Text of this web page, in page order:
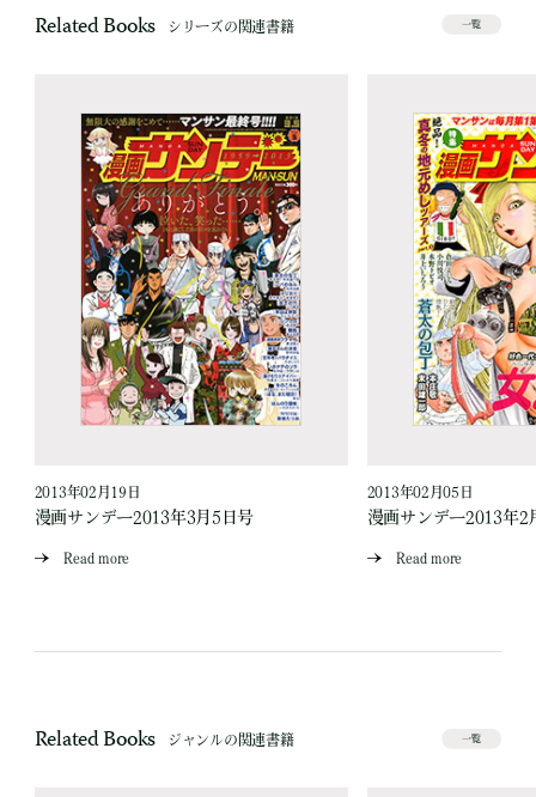
Related Books シリーズの関連書籍 一覧
2013年02月19日
漫画サンデー2013年3月5日号
Read more
2013年02月05日
漫画サンデー2013年2
Read more
Related Books ジャンルの関連書籍 一覧